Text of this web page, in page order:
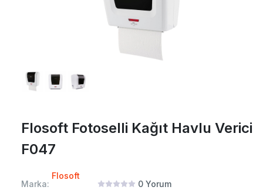
Flosoft Fotoselli Kağıt Havlu Verici
F047
Marka:
Flosoft
0 Yorum